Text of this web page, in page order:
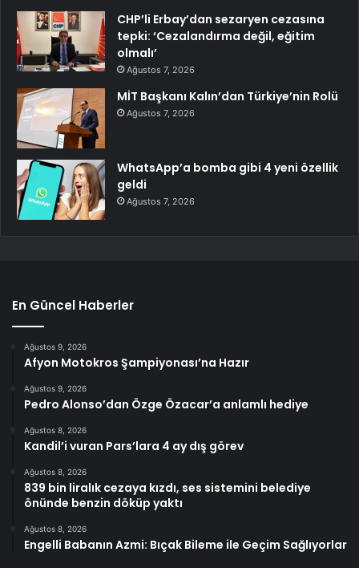
CHP’li Erbay’dan sezaryen cezasına
tepki: ‘Cezalandırma değil, eğitim
olmalı’
Ağustos 7, 2026
MİT Başkanı Kalın’dan Türkiye’nin Rolü
Ağustos 7, 2026
WhatsApp’a bomba gibi 4 yeni özellik
geldi
Ağustos 7, 2026
En Güncel Haberler
Ağustos 9, 2026
Afyon Motokros Şampiyonası’na Hazır
Ağustos 9, 2026
Pedro Alonso’dan Özge Özacar’a anlamlı hediye
Ağustos 8, 2026
Kandil’i vuran Pars’lara 4 ay dış görev
Ağustos 8, 2026
839 bin liralık cezaya kızdı, ses sistemini belediye
önünde benzin döküp yaktı
Ağustos 8, 2026
Engelli Babanın Azmi: Bıçak Bileme ile Geçim Sağlıyorlar